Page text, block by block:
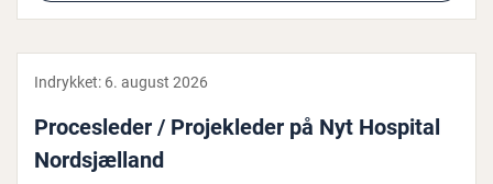
Indrykket: 6. august 2026
Pro­ces­le­der / Pro­je­k­le­der på Nyt Hospital
Nord­s­jæl­land